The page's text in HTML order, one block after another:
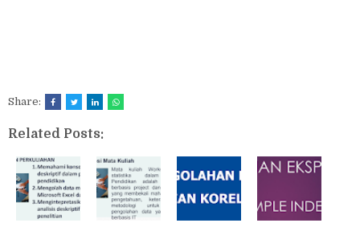
Share:
Related Posts: